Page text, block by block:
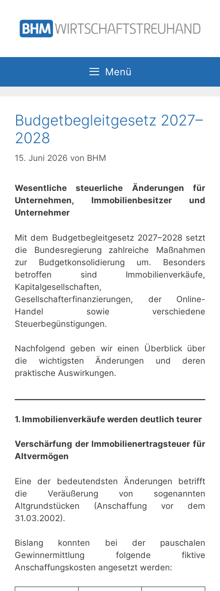
Inhalt
springen
Menü
Budgetbegleitgesetz 2027–
2028
15. Juni 2026 von BHM
Wesentliche steuerliche Änderungen für
Unternehmen, Immobilienbesitzer und
Unternehmer
Mit dem Budgetbegleitgesetz 2027–2028 setzt
die Bundesregierung zahlreiche Maßnahmen
zur Budgetkonsolidierung um. Besonders
betroffen sind Immobilienverkäufe,
Kapitalgesellschaften,
Gesellschafterfinanzierungen, der Online-
Handel sowie verschiedene
Steuerbegünstigungen.
Nachfolgend geben wir einen Überblick über
die wichtigsten Änderungen und deren
praktische Auswirkungen.
1. Immobilienverkäufe werden deutlich teurer
Verschärfung der Immobilienertragsteuer für
Altvermögen
Eine der bedeutendsten Änderungen betrifft
die Veräußerung von sogenannten
Altgrundstücken (Anschaffung vor dem
31.03.2002).
Bislang konnten bei der pauschalen
Gewinnermittlung folgende fiktive
Anschaffungskosten angesetzt werden: